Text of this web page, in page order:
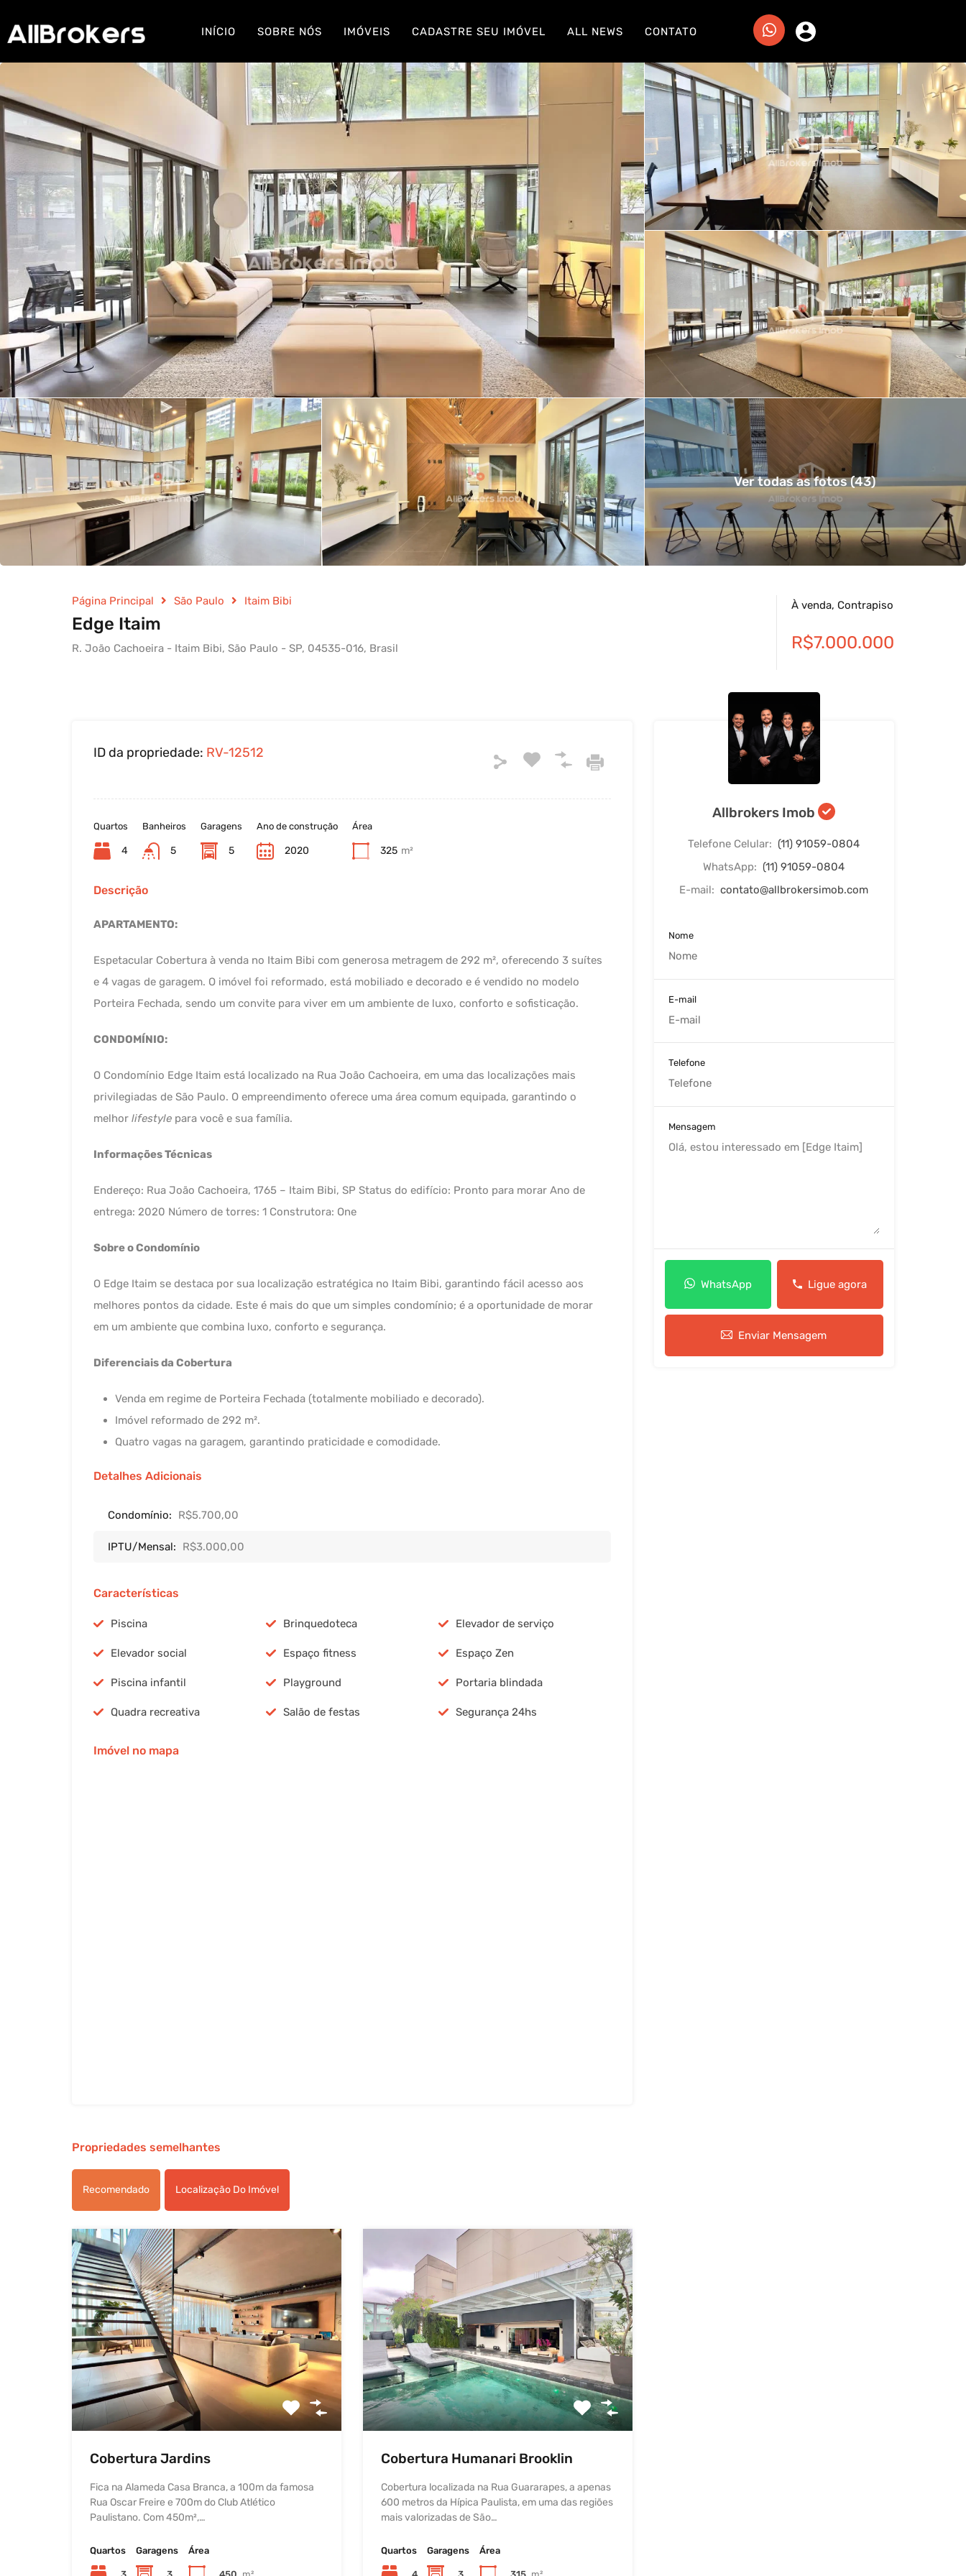
INÍCIO SOBRE NÓS IMÓVEIS CADASTRE SEU IMÓVEL ALL NEWS CONTATO
Ver todas as fotos (43)
Página Principal São Paulo Itaim Bibi
Edge Itaim
R. João Cachoeira - Itaim Bibi, São Paulo - SP, 04535-016, Brasil
À venda, Contrapiso
R$7.000.000
ID da propriedade: RV-12512
Quartos
4
Banheiros
5
Garagens
5
Ano de construção
2020
Área
325 m²
Descrição
APARTAMENTO:
Espetacular Cobertura à venda no Itaim Bibi com generosa metragem de 292 m², oferecendo 3 suítes
e 4 vagas de garagem. O imóvel foi reformado, está mobiliado e decorado e é vendido no modelo
Porteira Fechada, sendo um convite para viver em um ambiente de luxo, conforto e sofisticação.
CONDOMÍNIO:
O Condomínio Edge Itaim está localizado na Rua João Cachoeira, em uma das localizações mais
privilegiadas de São Paulo. O empreendimento oferece uma área comum equipada, garantindo o
melhor lifestyle para você e sua família.
Informações Técnicas
Endereço: Rua João Cachoeira, 1765 – Itaim Bibi, SP Status do edifício: Pronto para morar Ano de
entrega: 2020 Número de torres: 1 Construtora: One
Sobre o Condomínio
O Edge Itaim se destaca por sua localização estratégica no Itaim Bibi, garantindo fácil acesso aos
melhores pontos da cidade. Este é mais do que um simples condomínio; é a oportunidade de morar
em um ambiente que combina luxo, conforto e segurança.
Diferenciais da Cobertura
Venda em regime de Porteira Fechada (totalmente mobiliado e decorado).
Imóvel reformado de 292 m².
Quatro vagas na garagem, garantindo praticidade e comodidade.
Detalhes Adicionais
Condomínio: R$5.700,00
IPTU/Mensal: R$3.000,00
Características
Piscina Brinquedoteca Elevador de serviço
Elevador social Espaço fitness Espaço Zen
Piscina infantil Playground Portaria blindada
Quadra recreativa Salão de festas Segurança 24hs
Imóvel no mapa
Propriedades semelhantes
Recomendado Localização Do Imóvel
Cobertura Jardins
Fica na Alameda Casa Branca, a 100m da famosa
Rua Oscar Freire e 700m do Club Atlético
Paulistano. Com 450m²,…
Quartos Garagens Área
Cobertura Humanari Brooklin
Cobertura localizada na Rua Guararapes, a apenas
600 metros da Hípica Paulista, em uma das regiões
mais valorizadas de São…
Quartos Garagens Área
Allbrokers Imob
Telefone Celular: (11) 91059-0804
WhatsApp: (11) 91059-0804
E-mail: contato@allbrokersimob.com
Nome
E-mail
Telefone
Mensagem
WhatsApp Ligue agora
Enviar Mensagem